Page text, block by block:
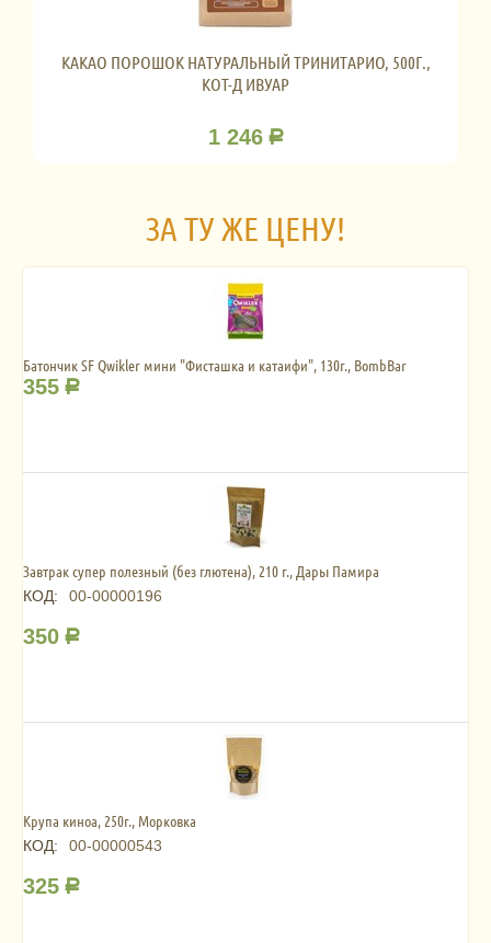
КАКАО ПОРОШОК НАТУРАЛЬНЫЙ ТРИНИТАРИО, 500Г.,
КОТ-Д ИВУАР
1 246 Р
ЗА ТУ ЖЕ ЦЕНУ!
Батончик SF Qwikler мини "Фисташка и катаифи", 130г., BombBar
355 Р
Завтрак супер полезный (без глютена), 210 г., Дары Памира
КОД: 00-00000196
350 Р
Крупа киноа, 250г., Морковка
КОД: 00-00000543
325 Р